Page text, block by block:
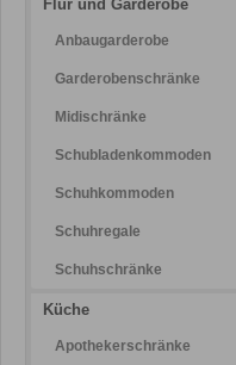
Flur und Garderobe
Anbaugarderobe
Garderobenschränke
Midischränke
Schubladenkommoden
Schuhkommoden
Schuhregale
Schuhschränke
Küche
Apothekerschränke